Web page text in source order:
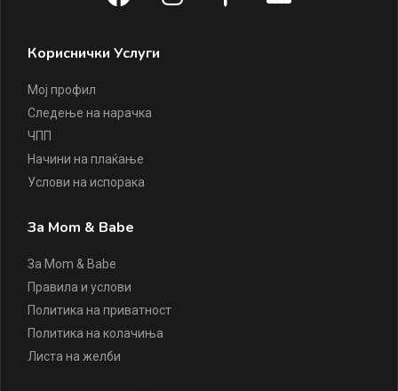
Кориснички Услуги
Мој профил
Следење на нарачка
ЧПП
Начини на плаќање
Услови на испорака
За Mom & Babe
За Mom & Babe
Правила и услови
Политика на приватност
Политика на колачиња
Листа на желби